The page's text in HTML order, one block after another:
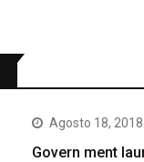
Agosto 18, 2018
Govern ment